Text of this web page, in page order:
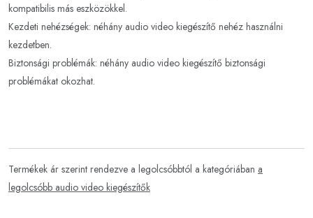
kompatibilis más eszközökkel.
Kezdeti nehézségek: néhány audio video kiegészítő nehéz használni
kezdetben.
Biztonsági problémák: néhány audio video kiegészítő biztonsági
problémákat okozhat.
Termékek ár szerint rendezve a legolcsóbbtól a kategóriában a
legolcsóbb audio video kiegészítők